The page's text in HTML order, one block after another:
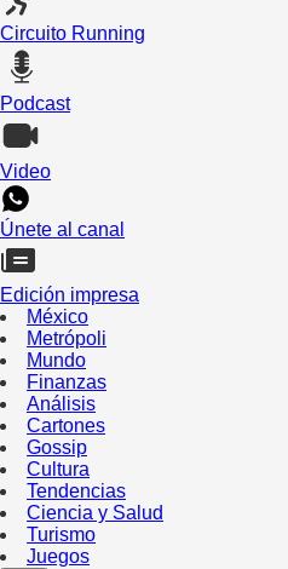
Circuito Running
Podcast
Video
Únete al canal
Edición impresa
México
Metrópoli
Mundo
Finanzas
Análisis
Cartones
Gossip
Cultura
Tendencias
Ciencia y Salud
Turismo
Juegos